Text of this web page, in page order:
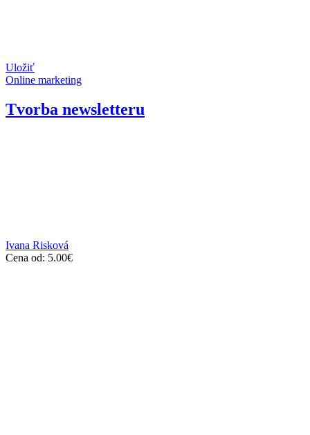
Uložiť
Online marketing
Tvorba newsletteru
Ivana Risková
Cena od: 5.00€